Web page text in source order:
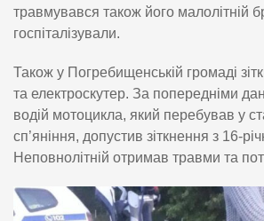
травмувався також його малолітній
госпіталізували.
Також у Погребищенській громаді
та електроскутер. За попередніми
водій мотоцикла, який перебував у
сп’яніння, допустив зіткнення з 16-
Неповнолітній отримав травми та